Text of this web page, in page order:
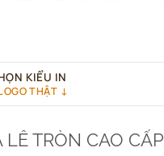
KIỂU IN
THẬT ↓
LÊ TRÒN CAO CẤP